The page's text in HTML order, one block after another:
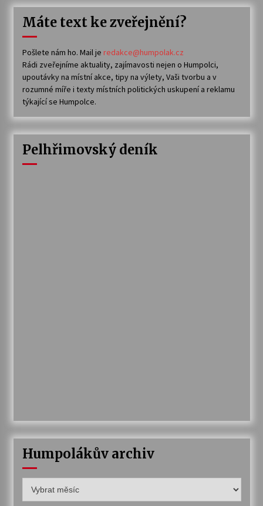
Máte text ke zveřejnění?
Pošlete nám ho. Mail je redakce@humpolak.cz
Rádi zveřejníme aktuality, zajímavosti nejen o Humpolci,
upoutávky na místní akce, tipy na výlety, Vaši tvorbu a v
rozumné míře i texty místních politických uskupení a reklamu
týkající se Humpolce.
Pelhřimovský deník
Humpolákův archiv
archiv